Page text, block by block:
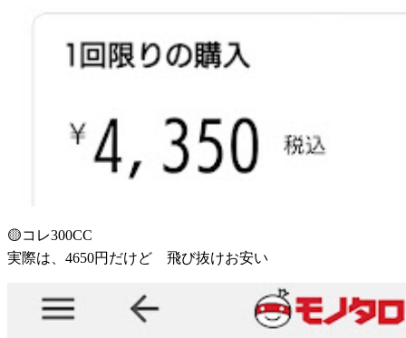
🟡コレ300CC
実際は、4650円だけど 飛び抜けお安い